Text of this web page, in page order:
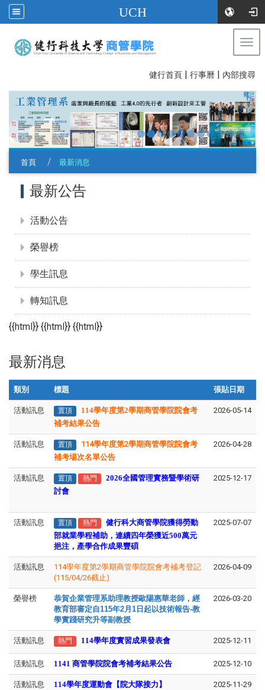
UCH
健行首頁 | 行事曆 | 內部搜尋
首頁 最新消息
最新公告
活動公告
榮譽榜
學生訊息
轉知訊息
{{html}} {{html}} {{html}}
最新消息
類別 標題 張貼日期
活動訊息 置頂
114學年度第2學期商管學院院會考
補考結果公告
2026-05-14
活動訊息 置頂
114學年度第2學期商管學院院會考
補考場次名單公告
2026-04-28
活動訊息 置頂 熱門
2026全國管理實務暨學術研
討會
2025-12-17
活動訊息 置頂 熱門
健行科大商管學院獲得勞動
部就業學程補助，連續四年榮獲近500萬元
挹注，產學合作成果豐碩
2025-07-07
活動訊息
114學年度第2學期商管學院院會考補考登記
(115/04/26截止)
2026-04-09
榮譽榜
恭賀企業管理系助理教授歐陽惠華老師，經
教育部審定自115年2月1日起以技術報告-教
學實踐研究升等副教授
2026-03-20
活動訊息 熱門 114學年度實習成果發表會 2025-12-11
活動訊息 1141 商管學院院會考補考結果公告 2025-12-10
活動訊息 114學年度運動會【院大隊接力】 2025-11-29